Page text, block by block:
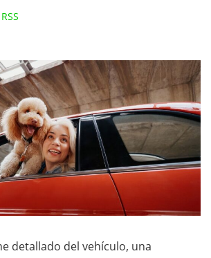
detallado del vehículo, una